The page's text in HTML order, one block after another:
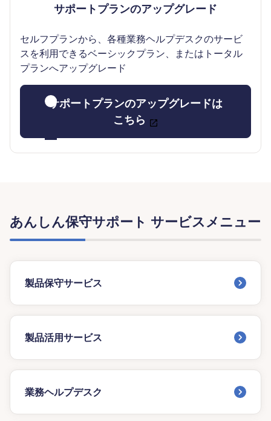
サポートプランのアップグレード
セルフプランから、各種業務ヘルプデスクのサービ
スを利用できるベーシックプラン、またはトータル
プランへアップグレード
サポートプランのアップグレードは
こちら
あんしん保守サポート サービスメニュー
製品保守サービス
製品活用サービス
業務ヘルプデスク